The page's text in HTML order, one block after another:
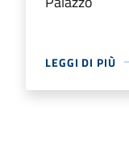
LEGGI DI PIÙ